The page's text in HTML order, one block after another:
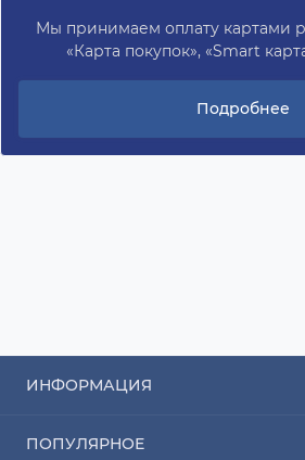
Мы принимаем оплату картами
«Карта покупок», «Smart
Подробнее
ИНФОРМАЦИЯ
Оплата
ПОПУЛЯРНОЕ